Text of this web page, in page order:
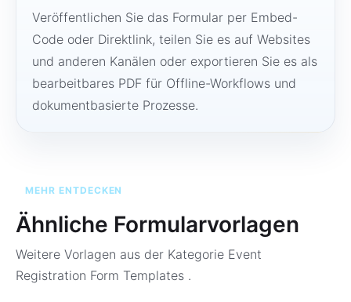
Veröffentlichen Sie das Formular per Embed-
Code oder Direktlink, teilen Sie es auf Websites
und anderen Kanälen oder exportieren Sie es als
bearbeitbares PDF für Offline-Workflows und
dokumentbasierte Prozesse.
MEHR ENTDECKEN
Ähnliche Formularvorlagen
Weitere Vorlagen aus der Kategorie Event
Registration Form Templates .